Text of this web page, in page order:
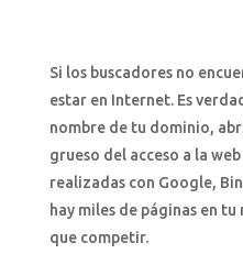
Si los buscadores no
estar en Internet. Es
nombre de tu dominio,
grueso del acceso a la
realizadas con Google,
hay miles de páginas en
que competir.